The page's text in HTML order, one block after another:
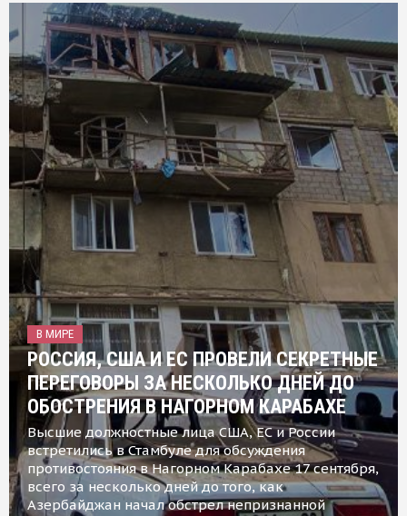
В МИРЕ
РОССИЯ, США И ЕС ПРОВЕЛИ СЕКРЕТНЫЕ
ПЕРЕГОВОРЫ ЗА НЕСКОЛЬКО ДНЕЙ ДО
ОБОСТРЕНИЯ В НАГОРНОМ КАРАБАХЕ
Высшие должностные лица США, ЕС и России
встретились в Стамбуле для обсуждения
противостояния в Нагорном Карабахе 17 сентября,
всего за несколько дней до того, как
Азербайджан начал обстрел непризнанной